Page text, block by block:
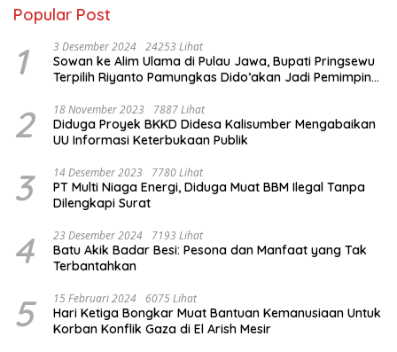
Popular Post
1 3 Desember 2024 24253 Lihat
Sowan ke Alim Ulama di Pulau Jawa, Bupati Pringsewu
Terpilih Riyanto Pamungkas Dido’akan Jadi Pemimpin
2 18 November 2023 7887 Lihat
Diduga Proyek BKKD Didesa Kalisumber Mengabaikan
UU Informasi Keterbukaan Publik
3 14 Desember 2023 7780 Lihat
PT Multi Niaga Energi, Diduga Muat BBM Ilegal Tanpa
Dilengkapi Surat
4 23 Desember 2024 7193 Lihat
Batu Akik Badar Besi: Pesona dan Manfaat yang Tak
Terbantahkan
5 15 Februari 2024 6075 Lihat
Hari Ketiga Bongkar Muat Bantuan Kemanusiaan Untuk
Korban Konflik Gaza di El Arish Mesir